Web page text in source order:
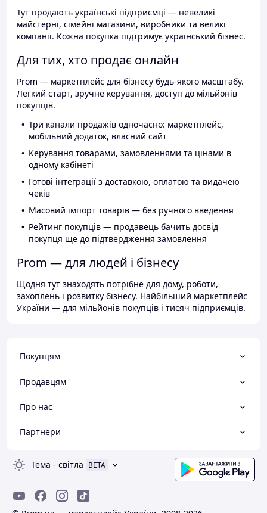
Тут продають українські підприємці — невеликі
майстерні, сімейні магазини, виробники та великі
компанії. Кожна покупка підтримує український бізнес.
Для тих, хто продає онлайн
Prom — маркетплейс для бізнесу будь-якого масштабу.
Легкий старт, зручне керування, доступ до мільйонів
покупців.
Три канали продажів одночасно: маркетплейс,
мобільний додаток, власний сайт
Керування товарами, замовленнями та цінами в
одному кабінеті
Готові інтеграції з доставкою, оплатою та видачею
чеків
Масовий імпорт товарів — без ручного введення
Рейтинг покупців — продавець бачить досвід
покупця ще до підтвердження замовлення
Prom — для людей і бізнесу
Щодня тут знаходять потрібне для дому, роботи,
захоплень і розвитку бізнесу. Найбільший маркетплейс
України — для мільйонів покупців і тисяч підприємців.
Покупцям
Продавцям
Про нас
Партнери
Тема - світла BETA